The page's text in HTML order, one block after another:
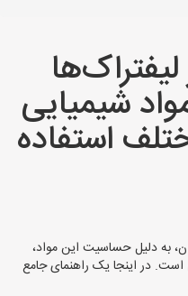
شیمیایی
استفاده
به دلیل حساسیت این مواد،
است. در اینجا یک راهنمای جامع